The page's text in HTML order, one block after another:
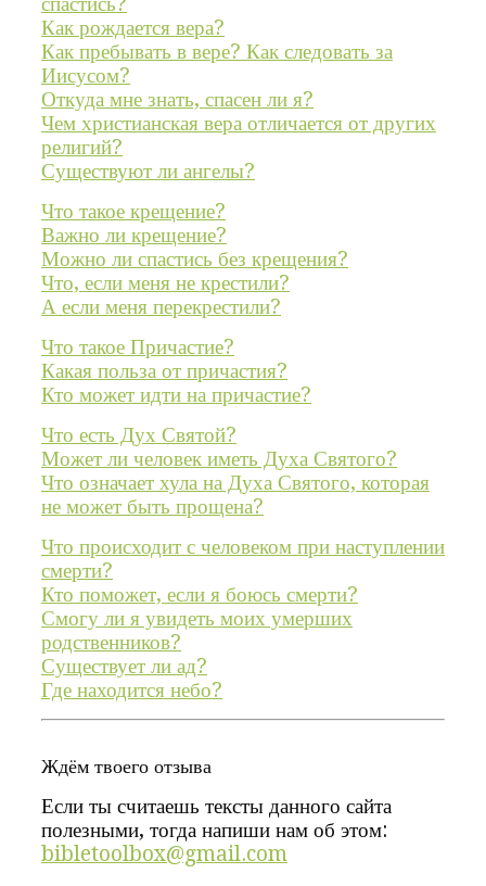
Как рождается вера?
Как пребывать в вере? Как следовать за
Иисусом?
Откуда мне знать, спасен ли я?
Чем христианская вера отличается от других
религий?
Существуют ли ангелы?
Что такое крещение?
Важно ли крещение?
Можно ли спастись без крещения?
Что, если меня не крестили?
А если меня перекрестили?
Что такое Причастие?
Какая польза от причастия?
Кто может идти на причастие?
Что есть Дух Святой?
Может ли человек иметь Духа Святого?
Что означает хула на Духа Святого, которая
не может быть прощена?
Что происходит с человеком при наступлении
смерти?
Кто поможет, если я боюсь смерти?
Смогу ли я увидеть моих умерших
родственников?
Существует ли ад?
Где находится небо?
Ждём твоего отзыва
Если ты считаешь тексты данного сайта
полезными, тогда напиши нам об этом:
bibletoolbox@gmail.com